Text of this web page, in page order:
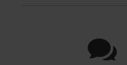
